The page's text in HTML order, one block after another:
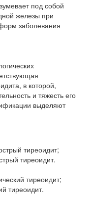
под собой
железы при
заболевания
в которой,
и тяжесть его
выделяют
тиреоидит;
тиреоидит.
тиреоидит;
тиреоидит.